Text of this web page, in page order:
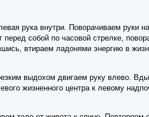
рука внутри. Поворачиваем руки
собой по часовой стрелке,
втираем ладонями энергию в
выдохом двигаем руку влево.
жизненного центра к левому